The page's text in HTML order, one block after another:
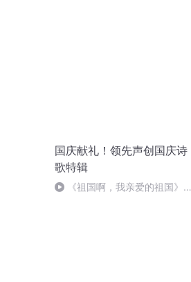
国庆献礼！领先声创国庆诗
歌特辑
《祖国啊，我亲爱的祖国》温